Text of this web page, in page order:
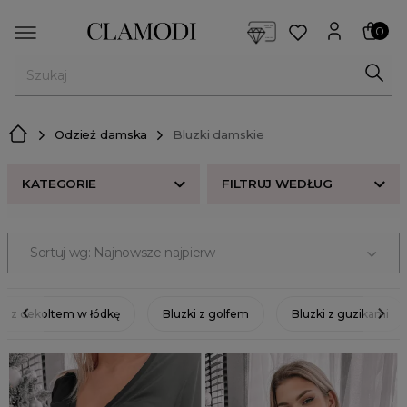
0
Odzież damska Bluzki damskie
KATEGORIE FILTRUJ WEDŁUG
Bluzki białe
Bluzki z długim rękawem
Bluzki oversize
Bluzki czarne
ROZMIAR
KOLOR
CENA
ODZIEŻ
Sortuj wg: Najnowsze najpierw
z dekoltem w łódkę Bluzki z golfem Bluzki z guzikami